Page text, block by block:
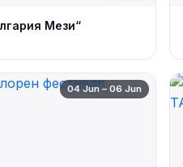
Мези“
04 Jun – 06 Jun